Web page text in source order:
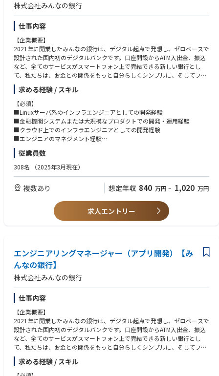
株式会社みんなの銀行
仕事内容
【企業概要】
2021年に開業したみんなの銀行は、デジタル起点で発想し、ゼロベースで
設計された国内初のデジタルバンクです。口座開設からATM入出金、振込
など、全てのサービスがスマートフォン上で完結できる新しい銀行とし
て、私たちは、お金との関係をもっと自分らしくシンプルに、そしてフレ
ンドリーにするために、新しい銀行のカタチを「みんな」で創りたいと考
えています。
【概要】
みんなの銀行が目指しているのは、銀行の「Re-Design（再デザイン）」
と「Re-Define（再定義）」。
商品・サービス、システム、業務プロセス等すべてをゼロベースから設
目指します。
銀行というと堅い職場を想像されるかもしれませんが、みんなの銀行は既
存の銀行から飛び出したベンチャー、スタートアップ的な組織です。
7割近くがキャリア採用メンバーで構成されており、デジタル領域のスペ
シャリストも数多く在籍しています。
ー、スタートアップ的な組織でありながらも、経営等に対する不安を持つ
ことなく、新しい⾦融の模索にスピード感を持ってチャレンジすることに
■ビジネスの変化の速さに対応していくためにシステム内製化を推進して
おり、その開発を支えるインフラエンジニアを牽引していただける組織マ
ネジメントに関わる管理者を募集しております。
■みんなの銀行／ゼロバンク・デザインファクトリーのプロダクトの継続
的な成長のために安定したインフラの提供、信頼性や可用性の向上、運用
の自動化・効率化に取り組んでいます。
■インフラエンジニアが伸び伸びと仕事をできるよう、古い手法や固定観
念にとらわれず、新しい手法や技術に積極的に取り入れた組織推進を歓迎
します。
※雇用主は「株式会社みんなの銀行」です。
みんなの銀行もしくはゼロバンク・デザインファクトリーに出向し、勤務
していただきます。
【業務内容】
■組織に関わるメンバー管理全般
求める経験 / スキル
【必須】
■Linuxサーバ系のインフラエンジニアとしての開発経験
■金融機関システムまたは大規模なプロダクトでの開発・運用経験
■クラウド上でのインフラエンジニアとしての開発経験
■エンジニアのマネジメント経験
■プロジェクトマネジメント経験
■複数のステークホルダーとの調整経験
■エンジニアの採用業務経験（書類選考、面接、ダイレクトリクルーティ
ング等）
従業員数
308名 （2025年3月現在）
複数あり 想定年収 840 万円 ~ 1,020 万円
求人エントリー
エンジニアリングマネージャー（アプリ開発）【み
んなの銀行】
株式会社みんなの銀行
仕事内容
【企業概要】
2021年に開業したみんなの銀行は、デジタル起点で発想し、ゼロベースで
設計された国内初のデジタルバンクです。口座開設からATM入出金、振込
など、全てのサービスがスマートフォン上で完結できる新しい銀行とし
て、私たちは、お金との関係をもっと自分らしくシンプルに、そしてフレ
ンドリーにするために、新しい銀行のカタチを「みんな」で創りたいと考
えています。
求める経験 / スキル